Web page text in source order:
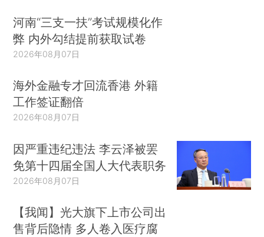
河南“三支一扶”考试规模化作
弊 内外勾结提前获取试卷
2026年08月07日
海外金融专才回流香港 外籍
工作签证翻倍
2026年08月07日
因严重违纪违法 李云泽被罢
免第十四届全国人大代表职务
2026年08月07日
【我闻】光大旗下上市公司出
售背后隐情 多人卷入医疗腐